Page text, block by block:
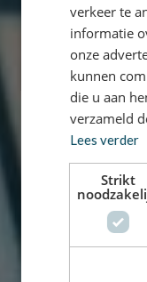
verkeer te
informatie
onze
kunnen
die u aan
verzameld
Lees verder
Strikt